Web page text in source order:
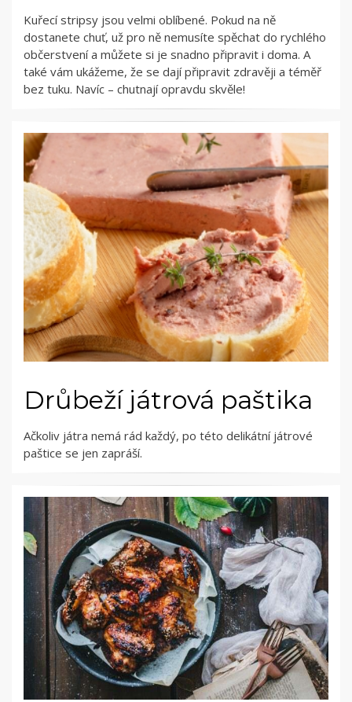
Kuřecí stripsy jsou velmi oblíbené. Pokud na ně
dostanete chuť, už pro ně nemusíte spěchat do rychlého
občerstvení a můžete si je snadno připravit i doma. A
také vám ukážeme, že se dají připravit zdravěji a téměř
bez tuku. Navíc – chutnají opravdu skvěle!
Drůbeží játrová paštika
Ačkoliv játra nemá rád každý, po této delikátní játrové
paštice se jen zapráší.